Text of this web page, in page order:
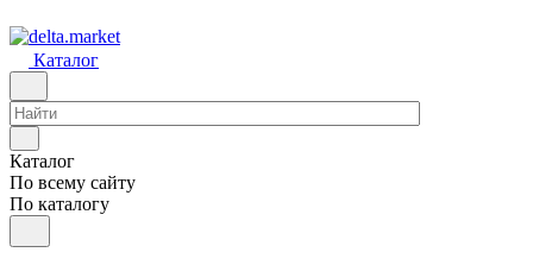
Каталог
Каталог
По всему сайту
По каталогу